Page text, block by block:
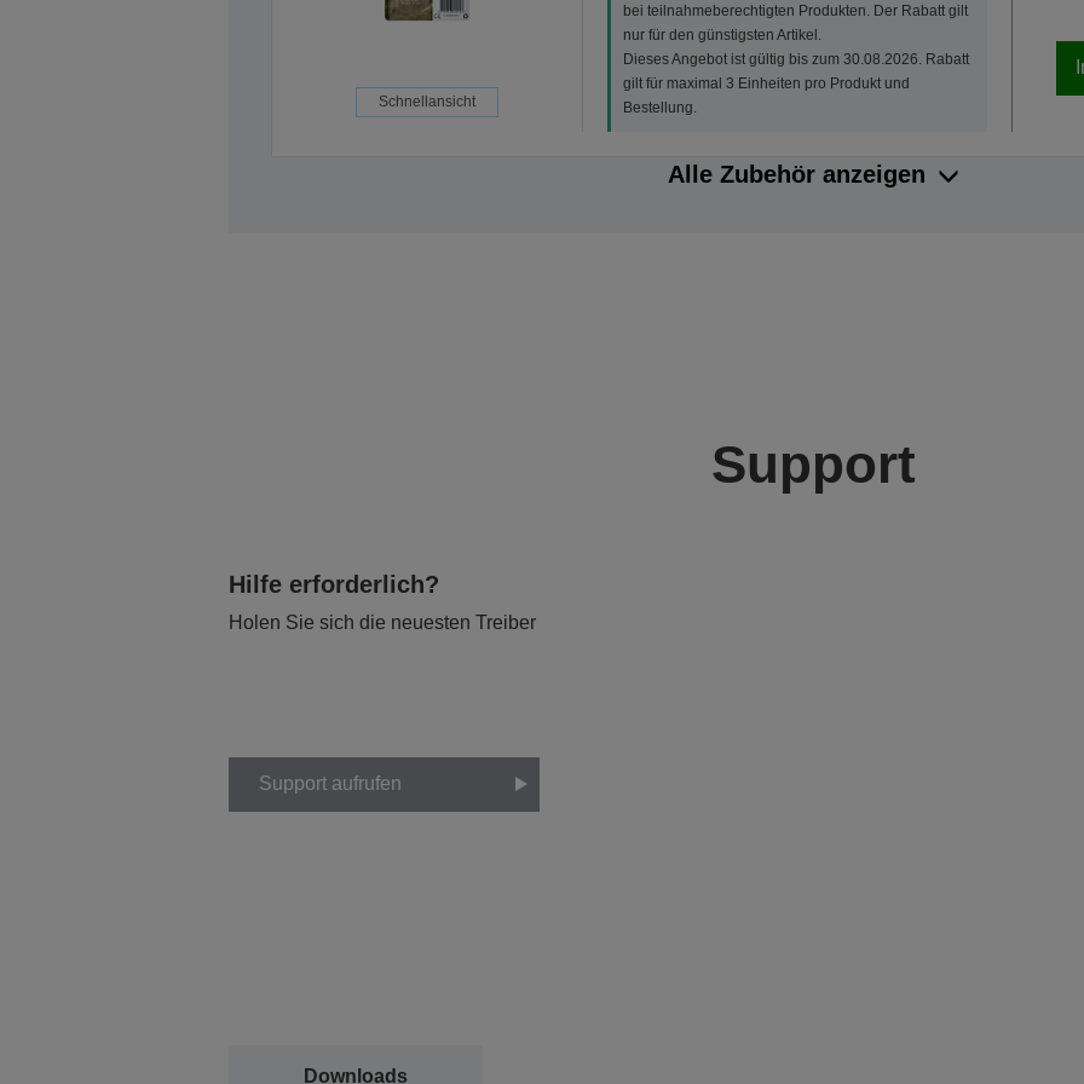
Schnellansicht
bei teilnahmeberechtigten Produkten. Der Rabatt gilt
nur für den günstigsten Artikel.
Dieses Angebot ist gültig bis zum 30.08.2026. Rabatt
gilt für maximal 3 Einheiten pro Produkt und
Bestellung.
Alle Zubehör anzeigen
Support
Hilfe erforderlich?
Holen Sie sich die neuesten Treiber
Support aufrufen
Downloads